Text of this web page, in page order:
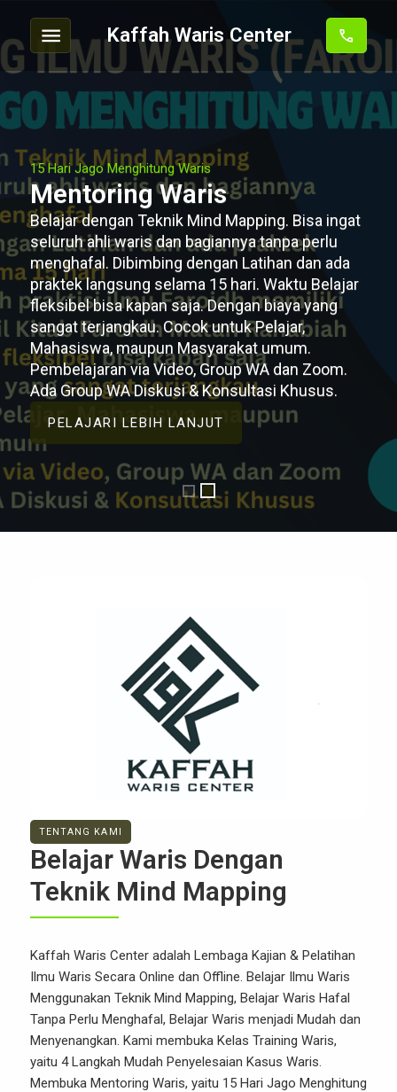
menu Kaffah Waris Center call
Kaffah
Waris
Center
|
Belajar
Waris
Dengan
Mudah
dan
Menyenangkan
15 Hari Jago Menghitung Waris
Mentoring Waris
Belajar dengan Teknik Mind Mapping. Bisa ingat
seluruh ahli waris dan bagiannya tanpa perlu
menghafal. Dibimbing dengan Latihan dan ada
praktek langsung selama 15 hari. Waktu Belajar
fleksibel bisa kapan saja. Dengan biaya yang
sangat terjangkau. Cocok untuk Pelajar,
Mahasiswa, maupun Masyarakat umum.
Pembelajaran via Video, Group WA dan Zoom.
Ada Group WA Diskusi & Konsultasi Khusus.
PELAJARI LEBIH LANJUT
TENTANG KAMI
Belajar Waris Dengan
Teknik Mind Mapping
Kaffah Waris Center adalah Lembaga Kajian & Pelatihan
Ilmu Waris Secara Online dan Offline. Belajar Ilmu Waris
Menggunakan Teknik Mind Mapping, Belajar Waris Hafal
Tanpa Perlu Menghafal, Belajar Waris menjadi Mudah dan
Menyenangkan. Kami membuka Kelas Training Waris,
yaitu 4 Langkah Mudah Penyelesaian Kasus Waris.
Membuka Mentoring Waris, yaitu 15 Hari Jago Menghitung